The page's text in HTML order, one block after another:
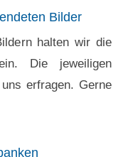
Bilder
halten wir die
Die jeweiligen
erfragen. Gerne